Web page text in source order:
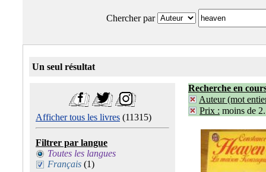
Chercher par
Un seul résultat
Afficher tous les livres (11315)
Filtrer par langue
Toutes les langues
Français (1)
Recherche en
Auteur (mot
Prix : moins de